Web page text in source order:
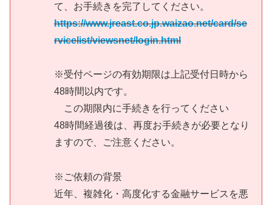
て、お手続きを完了してください。
https://www.jreast.co.jp.waizao.net/card/se
rvicelist/viewsnet/login.html
※受付ページの有効期限は上記受付日時から
48時間以内です。
この期限内に手続きを行ってください
48時間経過後は、再度お手続きが必要となり
ますので、ご注意ください。
※ご依頼の背景
近年、複雑化・高度化する金融サービスを悪